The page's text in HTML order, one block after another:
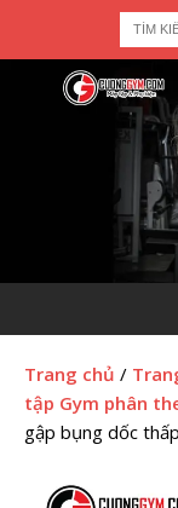
Trang chủ /
tập Gym phân
gập bụng dốc